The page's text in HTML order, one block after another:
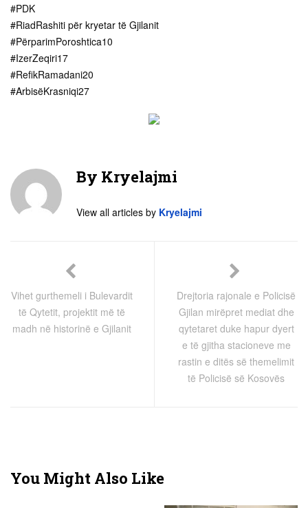
#PDK
#RiadRashiti për kryetar të Gjilanit
#PërparimPoroshtica10
#IzerZeqiri17
#RefikRamadani20
#ArbisëKrasniqi27
By Kryelajmi
View all articles by Kryelajmi
Vihet gurthemeli i Bulevardit
të Qytetit, projektit më të
madh në historinë e Gjilanit
Drejtoria rajonale e Policisë
Gjilan mirëpret mediat dhe
qytetaret duke hapur dyert
e të gjitha stacioneve me
rastin e ditës së themelimit
të Policisë së Kosovës
You Might Also Like